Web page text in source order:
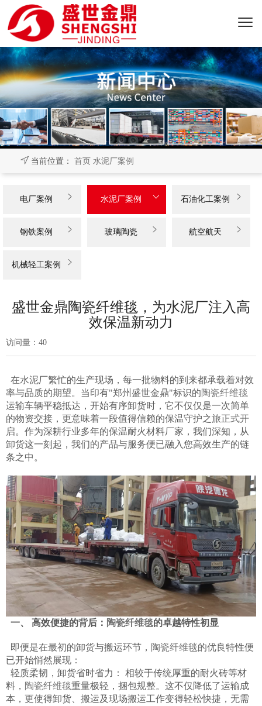
当前位置： 首页 水泥厂案例
电厂案例  水泥厂案例  石油化工案例 
钢铁案例  玻璃陶瓷  航空航天 
机械轻工案例 
盛世金鼎陶瓷纤维毯，为水泥厂注入高
效保温新动力
访问量： 40
在水泥厂繁忙的生产现场，每一批物料的到来都承载着对效
率与品质的期望。当印有"郑州盛世金鼎"标识的陶瓷纤维毯
运输车辆平稳抵达，开始有序卸货时，它不仅仅是一次简单
的物资交接，更意味着一段值得信赖的保温守护之旅正式开
启。作为深耕行业多年的保温耐火材料厂家，我们深知，从
卸货这一刻起，我们的产品与服务便已融入您高效生产的链
条之中。
一、 高效便捷的背后： 陶瓷纤维毯的卓越特性初显
即便是在最初的卸货与搬运环节， 陶瓷纤维毯的优良特性便
已开始悄然展现：
轻质柔韧，卸货省时省力： 相较于传统厚重的耐火砖等材
料， 陶瓷纤维毯重量极轻，捆包规整。这不仅降低了运输成
本，更使得卸货、搬运及现场搬运工作变得轻松快捷，无需